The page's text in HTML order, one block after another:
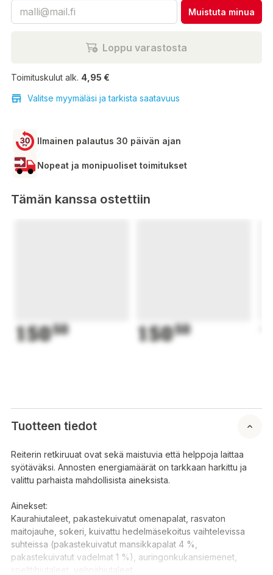
Muistuta minua
Loppu varastosta
Toimituskulut alk. 4,95 €
Valitse myymäläsi ja tarkista saatavuus
Ilmainen palautus 30 päivän ajan
Nopeat ja monipuoliset toimitukset
Tämän kanssa ostettiin
15050 15050
Tuotteen tiedot
Reiterin retkiruuat ovat sekä maistuvia että helppoja laittaa
syötäväksi. Annosten energiamäärät on tarkkaan harkittu ja
valittu parhaista mahdollisista aineksista.
Ainekset:
Kaurahiutaleet, pakastekuivatut omenapalat, rasvaton
maitojauhe, sokeri, kuivattu hedelmäsekoitus vaihtelevissa
suhteissa (pakastekuivatut mansikkapalat 4 %,
pakastekuivatut vadelmat 1 %), auringonkukansiemenet,
spelttihiutaleet, vehnähiutaleet